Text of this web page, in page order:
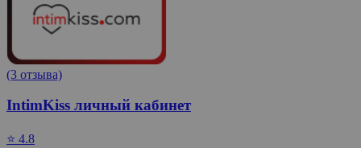
(3 отзыва)
IntimKiss личный кабинет
⭐ 4.8